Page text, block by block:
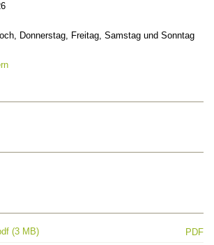
Donnerstag, Freitag, Samstag und Sonntag
(3 MB) PDF